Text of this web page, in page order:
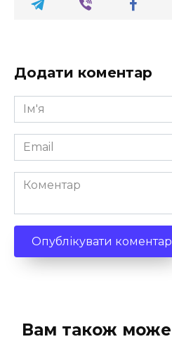
Додати коментар
Ім'я
*
Email
*
Коментар
Вам також може